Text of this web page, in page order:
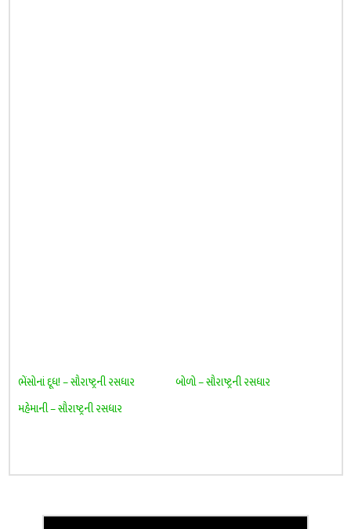
ભેંસોનાં દૂધ! – સૌરાષ્ટ્રની રસધાર
બોળો – સૌરાષ્ટ્રની રસધાર
મહેમાની – સૌરાષ્ટ્રની રસધાર